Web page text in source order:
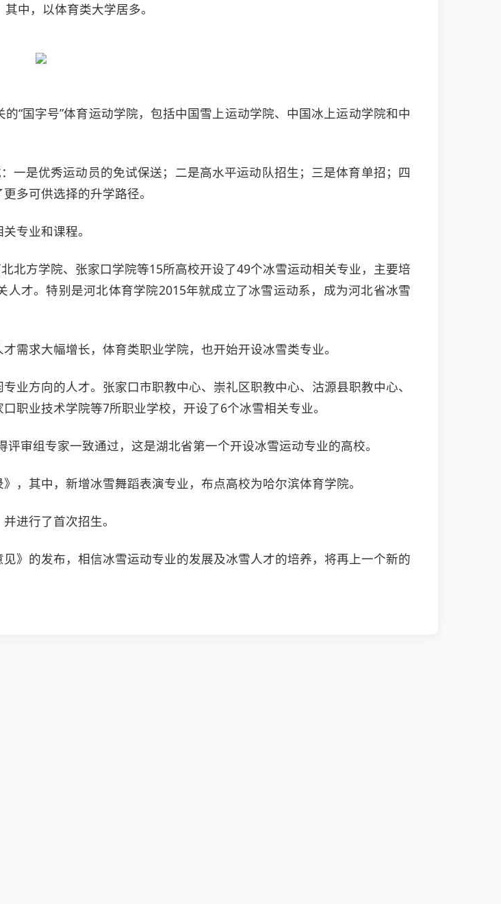
中，以体育类大学居多。
“国字号”体育运动学院，包括中国雪上运动学院、中国冰上运动学院和中
一是优秀运动员的免试保送；二是高水平运动队招生；三是体育单招；四
多可供选择的升学路径。
专业和课程。
北方学院、张家口学院等15所高校开设了49个冰雪运动相关专业，主要培
才。特别是河北体育学院2015年就成立了冰雪运动系，成为河北省冰雪
需求大幅增长，体育类职业学院，也开始开设冰雪类专业。
业方向的人才。张家口市职教中心、崇礼区职教中心、沽源县职教中心、
职业技术学院等7所职业学校，开设了6个冰雪相关专业。
审组专家一致通过，这是湖北省第一个开设冰雪运动专业的高校。
，其中，新增冰雪舞蹈表演专业，布点高校为哈尔滨体育学院。
进行了首次招生。
》的发布，相信冰雪运动专业的发展及冰雪人才的培养，将再上一个新的